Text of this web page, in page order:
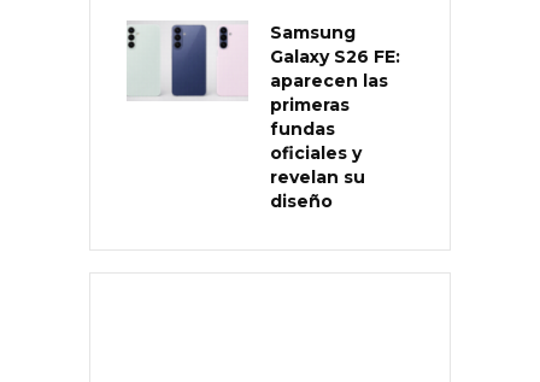
Samsung
Galaxy S26 FE:
aparecen las
primeras
fundas
oficiales y
revelan su
diseño